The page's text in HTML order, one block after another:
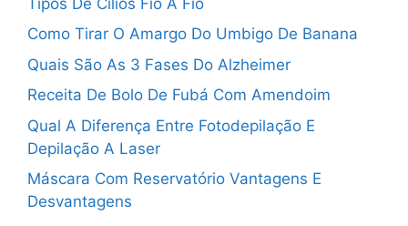
Como Tirar O Amargo Do Umbigo De Banana
Quais São As 3 Fases Do Alzheimer
Receita De Bolo De Fubá Com Amendoim
Qual A Diferença Entre Fotodepilação E
Depilação A Laser
Máscara Com Reservatório Vantagens E
Desvantagens